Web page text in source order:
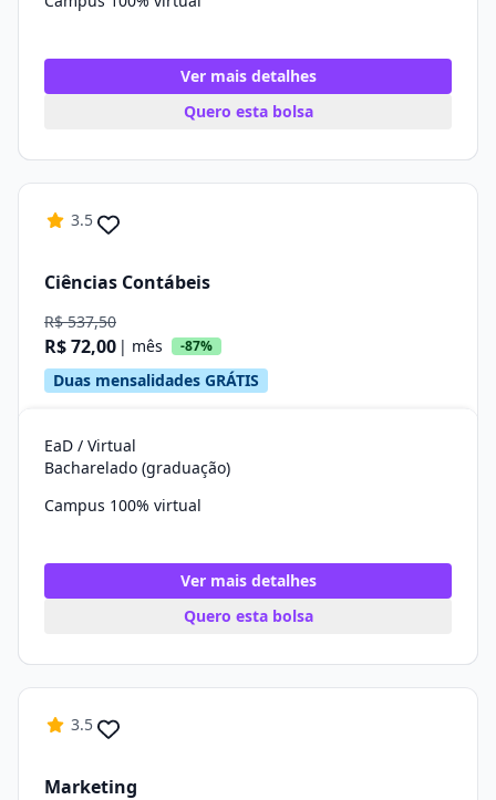
Ver mais detalhes
Quero esta bolsa
3.5
Ciências Contábeis
R$ 537,50
R$ 72,00 | mês -87%
Duas mensalidades GRÁTIS
EaD / Virtual
Bacharelado (graduação)
Campus 100% virtual
Ver mais detalhes
Quero esta bolsa
3.5
Marketing